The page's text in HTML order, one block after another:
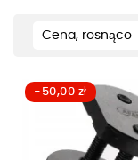
Cena, rosnąco
-50,00 zł